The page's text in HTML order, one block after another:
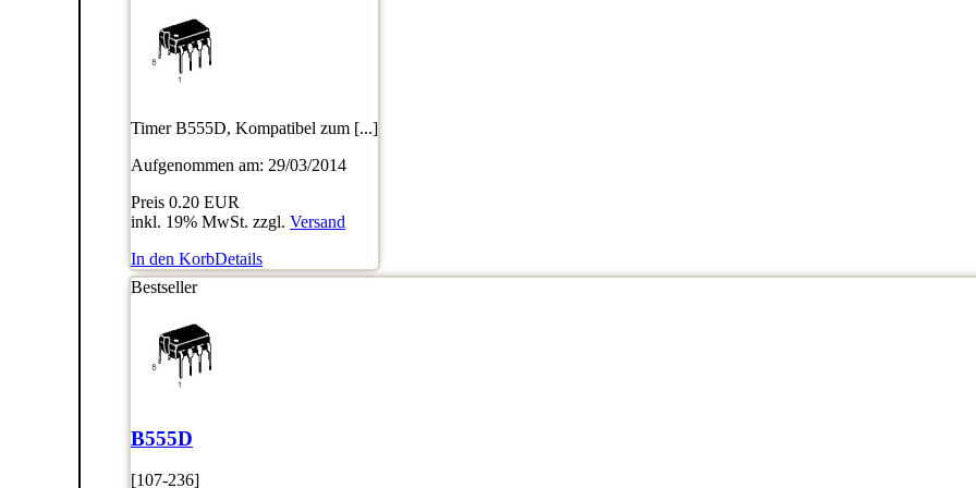
Timer B555D, Kompatibel zum [...]
Aufgenommen am: 29/03/2014
Preis 0.20 EUR
inkl. 19% MwSt. zzgl. Versand
In den KorbDetails
Bestseller
B555D
[107-236]